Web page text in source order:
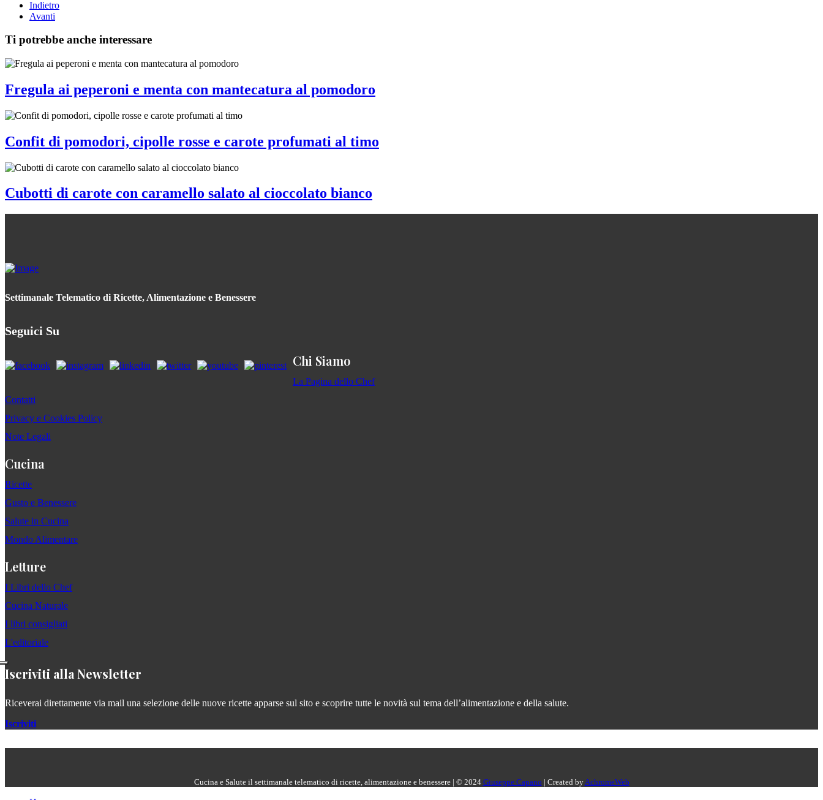
Indietro
Avanti
Ti potrebbe anche interessare
Fregula ai peperoni e menta con mantecatura al pomodoro
Confit di pomodori, cipolle rosse e carote profumati al timo
Cubotti di carote con caramello salato al cioccolato bianco
Settimanale Telematico di Ricette, Alimentazione e Benessere
Seguici Su
Chi Siamo
La Pagina dello Chef
Contatti
Privacy e Cookies Policy
Note Legali
Cucina
Ricette
Gusto e Benessere
Salute in Cucina
Mondo Alimentare
Letture
I Libri dello Chef
Cucina Naturale
I libri consigliati
L'editoriale
Iscriviti alla Newsletter
Riceverai direttamente via mail una selezione delle nuove ricette apparse sul sito e scoprire tutte le novità sul tema dell’alimentazione e della salute.
Iscriviti
Cucina e Salute il settimanale telematico di ricette, alimentazione e benessere | © 2024 Giuseppe Capano | Created byAchromeWeb